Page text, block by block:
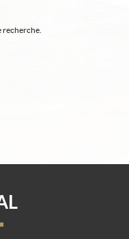
recherche.